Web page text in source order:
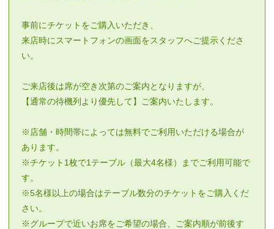
事前にチケットをご購入いただき、
来店時にスマートフォンの画面をスタッフへご提示くださ
い。
ご来店後は席が空き次第のご案内となりますが、
【通常の待機列より優先して】ご案内いたします。
※店舗・時間帯によっては無料でご利用いただける場合が
あります。
※チケット1枚で1テーブル（最大4名様）までご利用可能で
す。
※5名様以上の場合はテーブル数分のチケットをご購入くだ
さい。
※グループで近いお席をご希望の場合、ご案内順が前後す